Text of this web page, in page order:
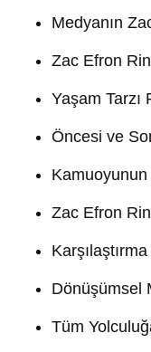
Medyanın
Zac Efron
Yaşam Tarzı
Öncesi ve
Zac Efron
Dönüşümsel
Tüm